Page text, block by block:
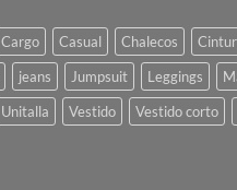
Cargo Casual Chalecos
jeans Jumpsuit Leggings
Unitalla Vestido Vestido corto